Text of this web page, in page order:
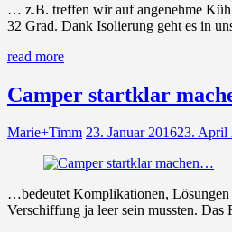
… z.B. treffen wir auf angenehme
32 Grad. Dank Isolierung geht es in
read more
Camper startklar
Marie+Timm 23. Januar 201623. April
…bedeutet Komplikationen, Lösungen
Verschiffung ja leer sein mussten.